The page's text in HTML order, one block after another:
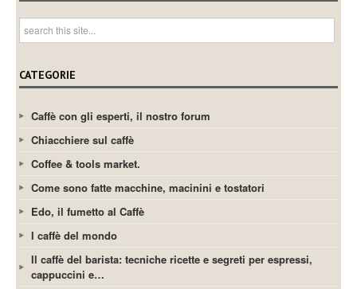
CATEGORIE
Caffè con gli esperti, il nostro forum
Chiacchiere sul caffè
Coffee & tools market.
Come sono fatte macchine, macinini e tostatori
Edo, il fumetto al Caffè
I caffè del mondo
Il caffè del barista: tecniche ricette e segreti per espressi,
cappuccini e…